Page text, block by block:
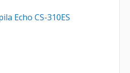
Echo CS-310ES